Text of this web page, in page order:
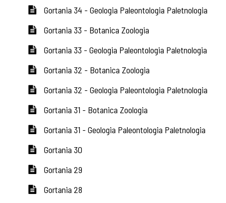
Gortania 34 - Geologia Paleontologia Paletnologia
Gortania 33 - Botanica Zoologia
Gortania 33 - Geologia Paleontologia Paletnologia
Gortania 32 - Botanica Zoologia
Gortania 32 - Geologia Paleontologia Paletnologia
Gortania 31 - Botanica Zoologia
Gortania 31 - Geologia Paleontologia Paletnologia
Gortania 30
Gortania 29
Gortania 28